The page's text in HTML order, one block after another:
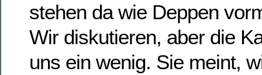
stehen da wie Deppen
Wir diskutieren, aber die
uns ein wenig. Sie meint,